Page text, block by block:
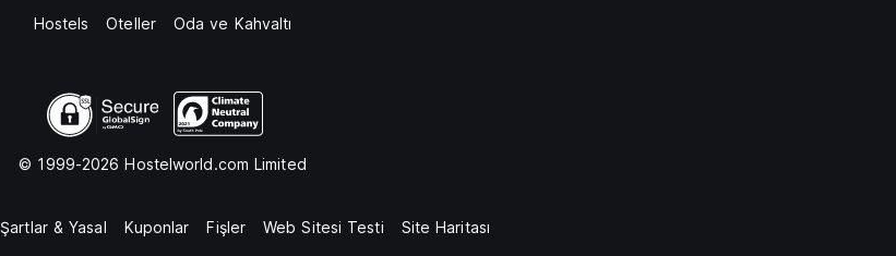
Hostels Oteller Oda ve Kahvaltı
© 1999-2026 Hostelworld.com Limited
Şartlar & Yasal Kuponlar Fişler Web Sitesi Testi Site Haritası